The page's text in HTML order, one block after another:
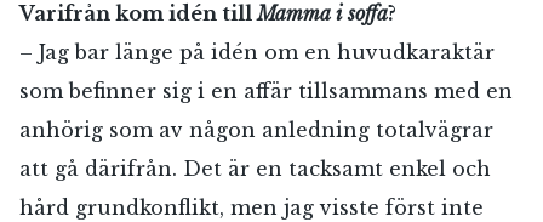
Varifrån kom idén tillMamma i soffa?
– Jag bar länge på idén om en huvudkaraktär
som befinner sig i en affär tillsammans med en
anhörig som av någon anledning totalvägrar
att gå därifrån. Det är en tacksamt enkel och
hård grundkonflikt, men jag visste först inte